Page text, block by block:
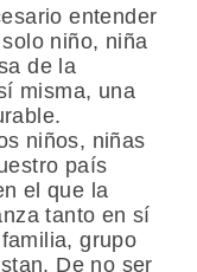
entender
niño, niña
de la
misma, una
niños, niñas
país
el que la
tanto en sí
grupo
De no ser